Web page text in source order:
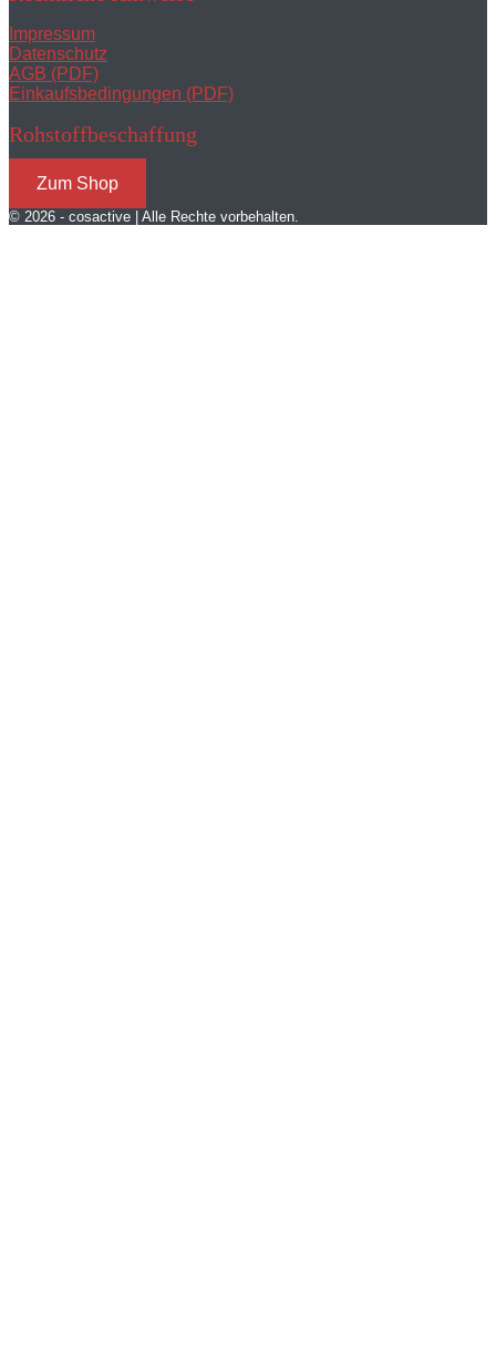
Impressum
Datenschutz
AGB (PDF)
Einkaufsbedingungen (PDF)
Rohstoffbeschaffung
Zum Shop
© 2026 - cosactive | Alle Rechte vorbehalten.